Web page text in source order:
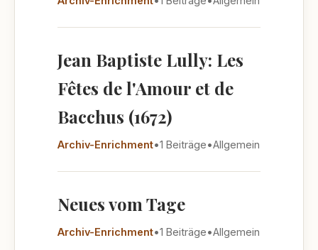
Jean Baptiste Lully: Les
Fêtes de l'Amour et de
Bacchus (1672)
Archiv-Enrichment•1 Beiträge•Allgemein
Neues vom Tage
Archiv-Enrichment•1 Beiträge•Allgemein